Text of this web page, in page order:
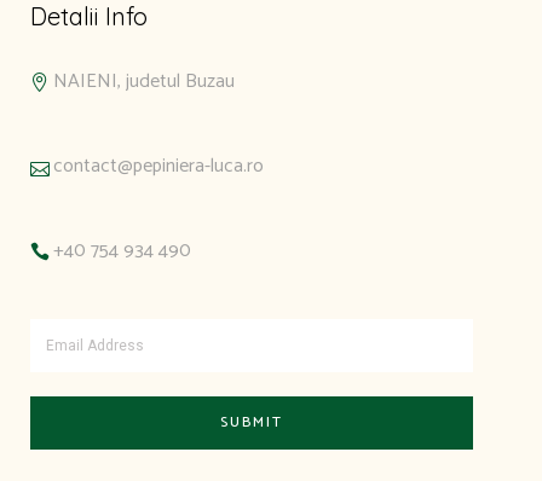
Detalii Info
NAIENI, judetul Buzau
contact@pepiniera-luca.ro
+40 754 934 490